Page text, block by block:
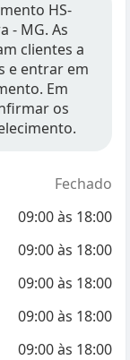
HS-
- MG. As
clientes a
e entrar em
Em
os
Fechado
09:00às 18:00
09:00às 18:00
09:00às 18:00
09:00às 18:00
09:00às 18:00